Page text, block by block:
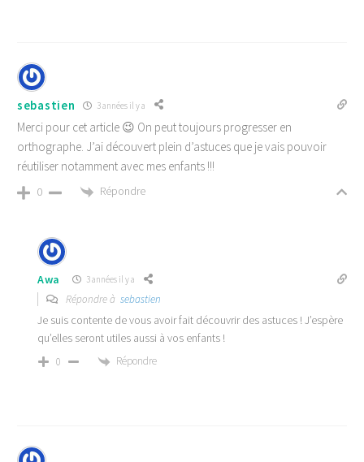
sebastien 3 années il y a
Merci pour cet article 😉 On peut toujours progresser en
orthographe. J’ai découvert plein d’astuces que je vais pouvoir
réutiliser notamment avec mes enfants !!!
0 Répondre
Awa 3 années il y a
Répondre à sebastien
Je suis contente de vous avoir fait découvrir des astuces ! J’espère
qu’elles seront utiles aussi à vos enfants !
0 Répondre